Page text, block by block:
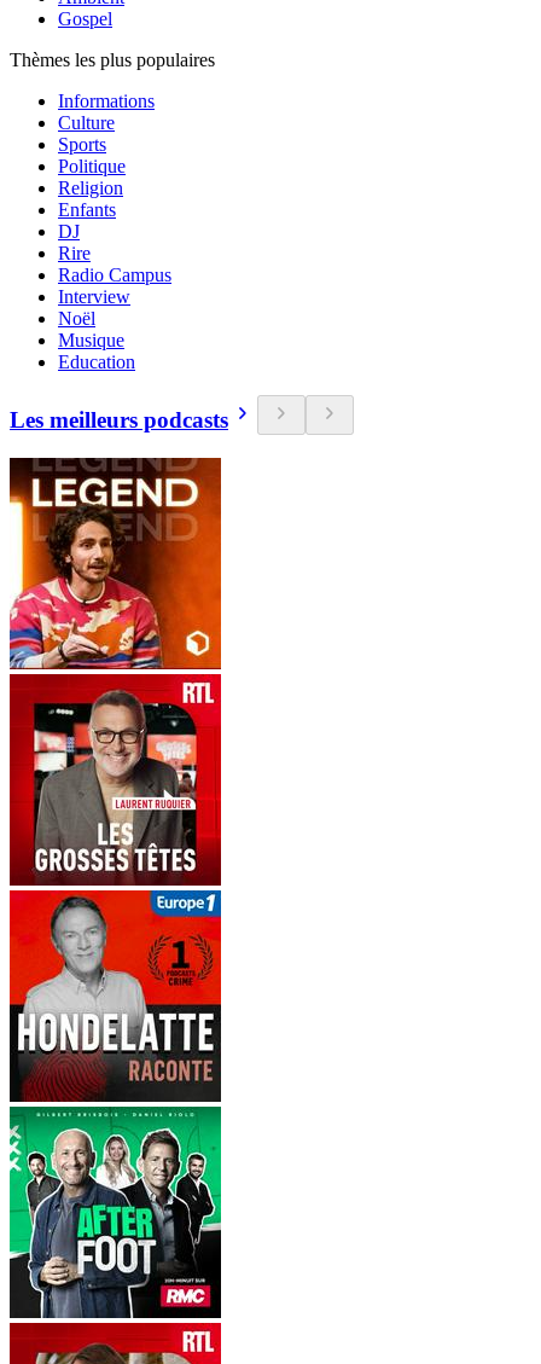
Gospel
Thèmes les plus populaires
Informations
Culture
Sports
Politique
Religion
Enfants
DJ
Rire
Radio Campus
Interview
Noël
Musique
Education
Les meilleurs podcasts